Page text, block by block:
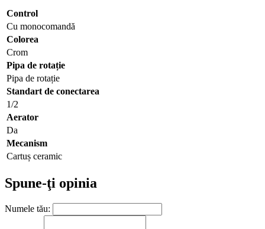
Control
Cu monocomandă
Colorea
Crom
Pipa de rotație
Pipa de rotație
Standart de conectarea
1/2
Aerator
Da
Mecanism
Cartuș ceramic
Spune-ţi opinia
Numele tău: